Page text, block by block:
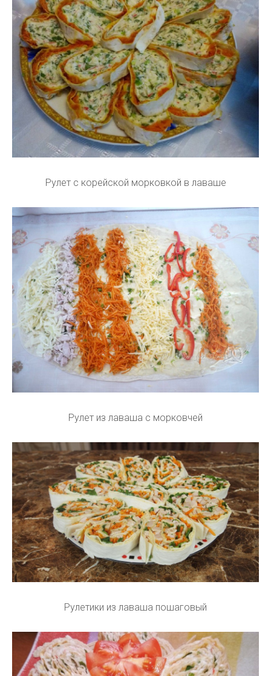
Рулет с корейской морковкой в лаваше
Рулет из лаваша с морковчей
Рулетики из лаваша пошаговый